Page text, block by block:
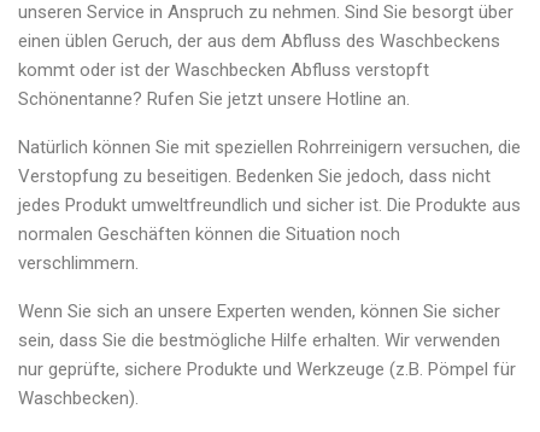
unseren Service in Anspruch zu nehmen. Sind Sie besorgt über
einen üblen Geruch, der aus dem Abfluss des Waschbeckens
kommt oder ist der Waschbecken Abfluss verstopft
Schönentanne? Rufen Sie jetzt unsere Hotline an.
Natürlich können Sie mit speziellen Rohrreinigern versuchen, die
Verstopfung zu beseitigen. Bedenken Sie jedoch, dass nicht
jedes Produkt umweltfreundlich und sicher ist. Die Produkte aus
normalen Geschäften können die Situation noch
verschlimmern.
Wenn Sie sich an unsere Experten wenden, können Sie sicher
sein, dass Sie die bestmögliche Hilfe erhalten. Wir verwenden
nur geprüfte, sichere Produkte und Werkzeuge (z.B. Pömpel für
Waschbecken).